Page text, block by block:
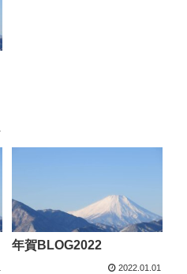
年賀BLOG2022
2022.01.01